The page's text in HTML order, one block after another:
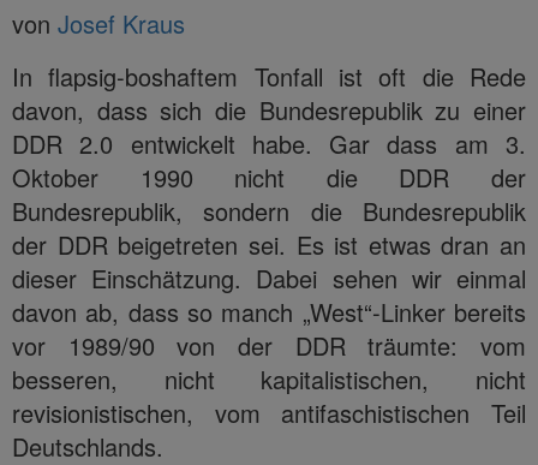
von Josef Kraus
In flapsig-boshaftem Tonfall ist oft die Rede
davon, dass sich die Bundesrepublik zu einer
DDR 2.0 entwickelt habe. Gar dass am 3.
Oktober 1990 nicht die DDR der
Bundesrepublik, sondern die Bundesrepublik
der DDR beigetreten sei. Es ist etwas dran an
dieser Einschätzung. Dabei sehen wir einmal
davon ab, dass so manch „West“-Linker bereits
vor 1989/90 von der DDR träumte: vom
besseren, nicht kapitalistischen, nicht
revisionistischen, vom antifaschistischen Teil
Deutschlands.